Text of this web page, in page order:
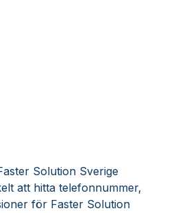
Solution Sverige
att hitta telefonnummer,
för Faster Solution